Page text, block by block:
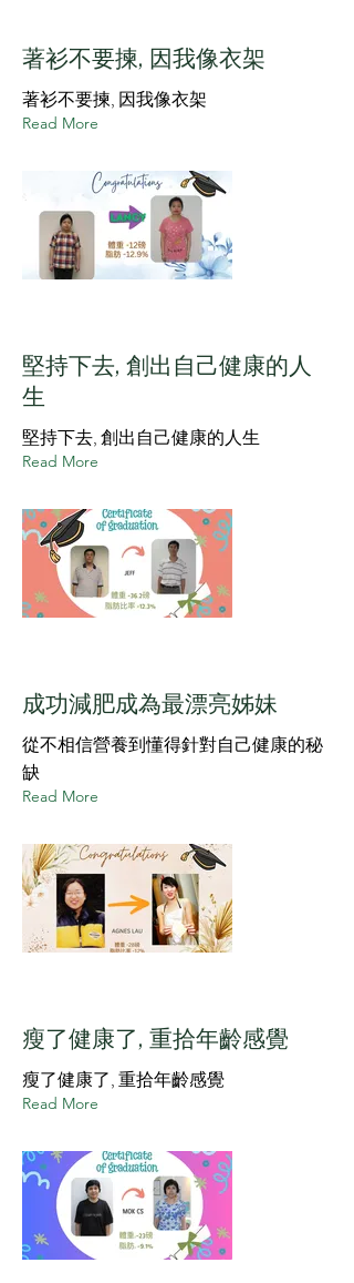
著衫不要揀, 因我像衣架
著衫不要揀, 因我像衣架
Read More
堅持下去, 創出自己健康的人
生
堅持下去, 創出自己健康的人生
Read More
成功減肥成為最漂亮姊妹
從不相信營養到懂得針對自己健康的秘
缺
Read More
瘦了健康了, 重拾年齡感覺
瘦了健康了, 重拾年齡感覺
Read More